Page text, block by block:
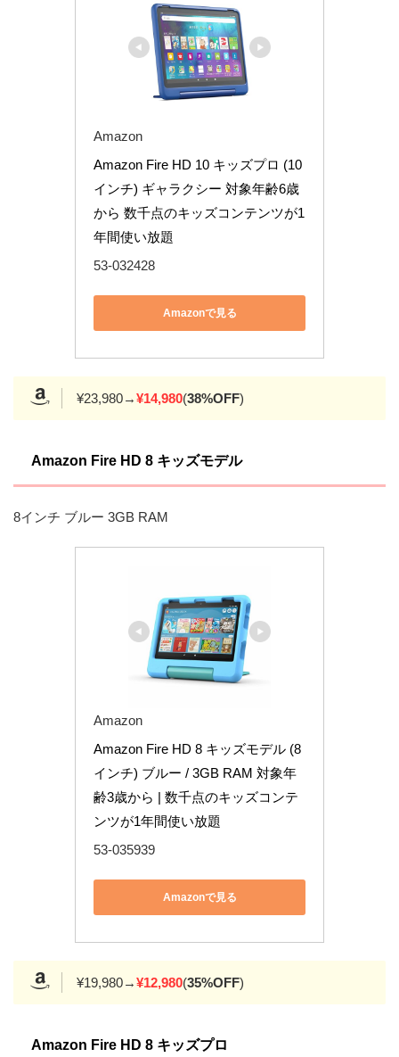
Amazon
Amazon Fire HD 10 キッズプロ (10
インチ) ギャラクシー 対象年齢6歳
から 数千点のキッズコンテンツが1
年間使い放題
53-032428
Amazonで見る
¥23,980→¥14,980(38%OFF)
Amazon Fire HD 8 キッズモデル
8インチ ブルー 3GB RAM
Amazon
Amazon Fire HD 8 キッズモデル (8
インチ) ブルー / 3GB RAM 対象年
齢3歳から | 数千点のキッズコンテ
ンツが1年間使い放題
53-035939
Amazonで見る
¥19,980→¥12,980(35%OFF)
Amazon Fire HD 8 キッズプロ